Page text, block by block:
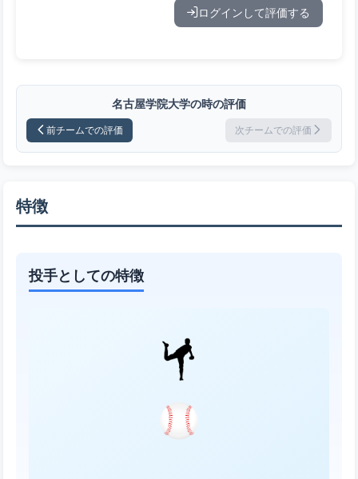
ログインして評価する
名古屋学院大学の時の評価
前チームでの評価 次チームでの評価
特徴
投手としての特徴